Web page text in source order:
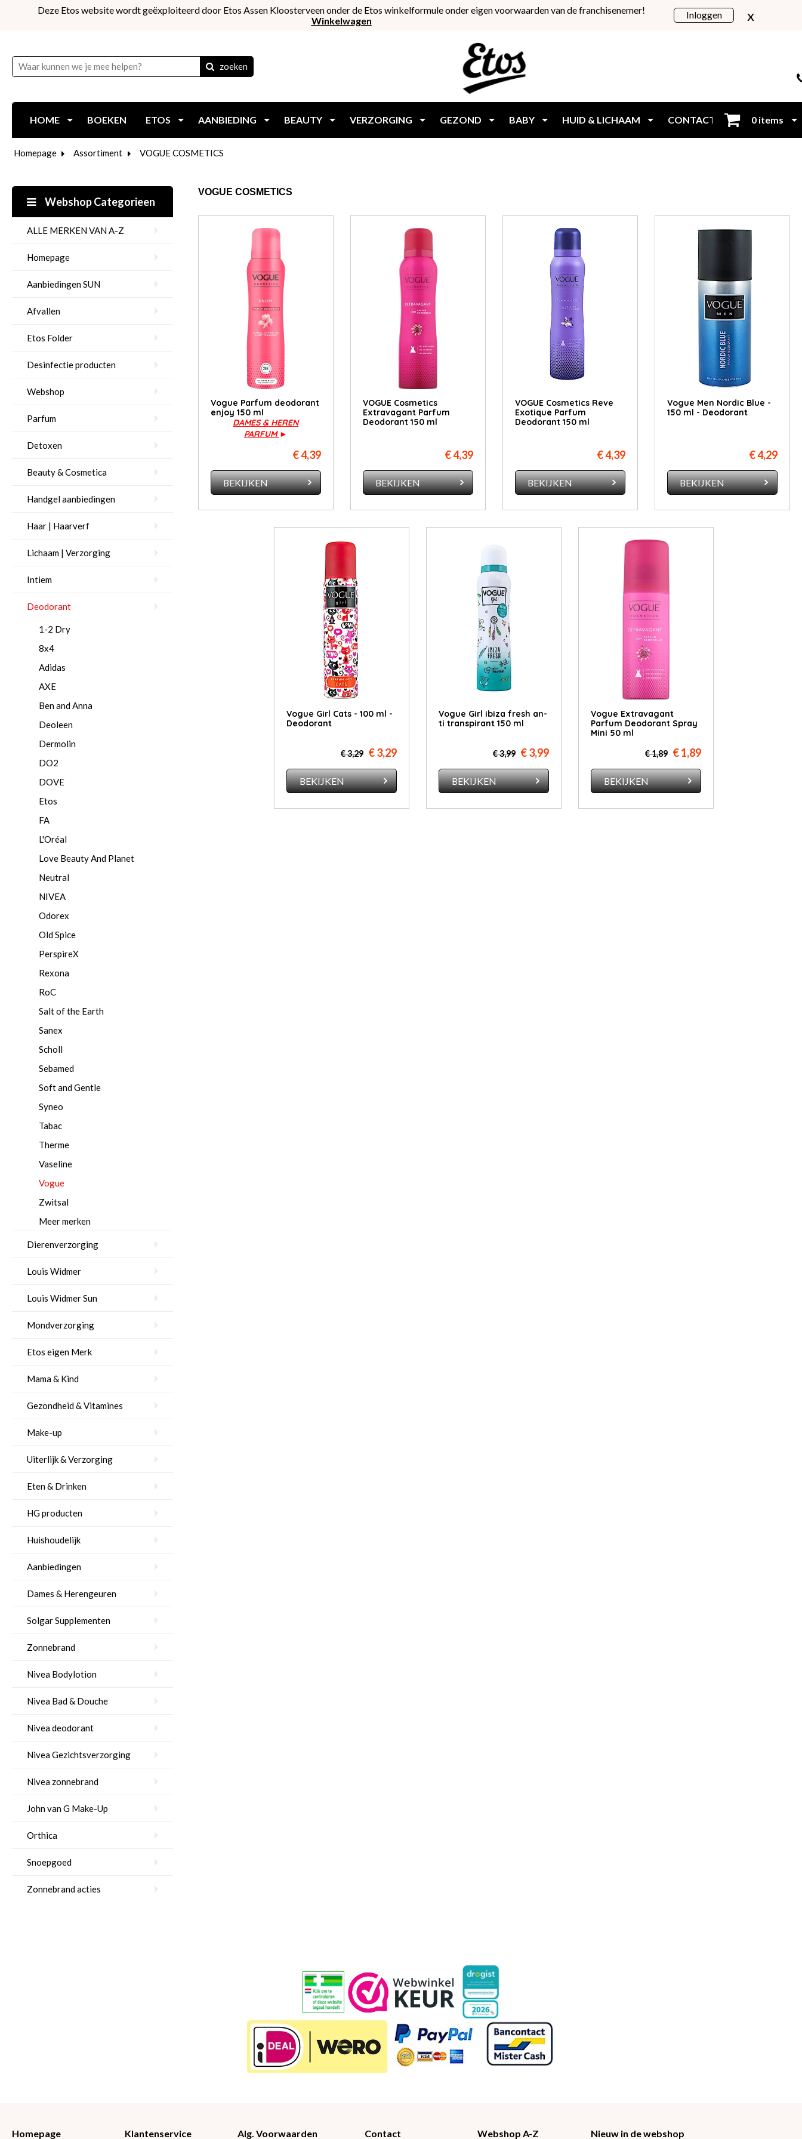
Deze Etos website wordt geëxploiteerd door Etos Assen Kloosterveen onder de Etos winkelformule onder eigen voorwaarden van de franchisenemer!
Winkelwagen
Inloggen x
zoeken
HOME BOEKEN ETOS AANBIEDING BEAUTY VERZORGING GEZOND BABY HUID & LICHAAM CONTACT Inloggen
0 items
Homepage Assortiment VOGUE COSMETICS
Webshop Categorieen
ALLE MERKEN VAN A-Z
Homepage
Aanbiedingen SUN
Afvallen
Etos Folder
Desinfectie producten
Webshop
Parfum
Detoxen
Beauty & Cosmetica
Handgel aanbiedingen
Haar | Haarverf
Lichaam | Verzorging
Intiem
Deodorant
1-2 Dry
8x4
Adidas
AXE
Ben and Anna
Deoleen
Dermolin
DO2
DOVE
Etos
FA
L'Oréal
Love Beauty And Planet
Neutral
NIVEA
Odorex
Old Spice
PerspireX
Rexona
RoC
Salt of the Earth
Sanex
Scholl
Sebamed
Soft and Gentle
Syneo
Tabac
Therme
Vaseline
Vogue
Zwitsal
Meer merken
Dierenverzorging
Louis Widmer
Louis Widmer Sun
Mondverzorging
Etos eigen Merk
Mama & Kind
Gezondheid & Vitamines
Make-up
Uiterlijk & Verzorging
Eten & Drinken
HG producten
Huishoudelijk
Aanbiedingen
Dames & Herengeuren
Solgar Supplementen
Zonnebrand
Nivea Bodylotion
Nivea Bad & Douche
Nivea deodorant
Nivea Gezichtsverzorging
Nivea zonnebrand
John van G Make-Up
Orthica
Snoepgoed
Zonnebrand acties
VOGUE COSMETICS
Vogue Parfum deodorant
enjoy 150 ml
DAMES & HEREN
PARFUM ►
€ 4,39
BEKIJKEN
VOGUE Cosmetics
Extravagant Parfum
Deodorant 150 ml
€ 4,39
BEKIJKEN
VOGUE Cosmetics Reve
Exotique Parfum
Deodorant 150 ml
€ 4,39
BEKIJKEN
Vogue Men Nordic Blue -
150 ml - Deodorant
€ 4,29
BEKIJKEN
Vogue Girl Cats - 100 ml -
Deodorant
€ 3,29 € 3,29
BEKIJKEN
Vo­gue Girl ibi­za fresh an­
ti trans­pi­rant 150 ml
€ 3,99 € 3,99
BEKIJKEN
Vogue Extravagant
Parfum Deodorant Spray
Mini 50 ml
€ 1,89 € 1,89
BEKIJKEN
Homepage Klantenservice Alg. Voorwaarden Contact Webshop A-Z Nieuw in de webshop